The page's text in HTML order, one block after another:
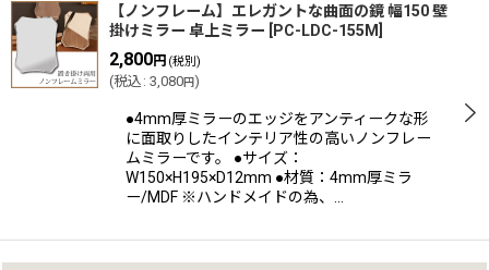
【ノンフレーム】エレガントな曲面の鏡 幅150 壁
掛けミラー 卓上ミラー
PC-LDC-155M
2,800円 (税別)
(税込 : 3,080円)
●4mm厚ミラーのエッジをアンティークな形
に面取りしたインテリア性の高いノンフレー
ムミラーです。 ●サイズ：
W150×H195×D12mm ●材質：4mm厚ミラ
ー/MDF ※ハンドメイドの為、…